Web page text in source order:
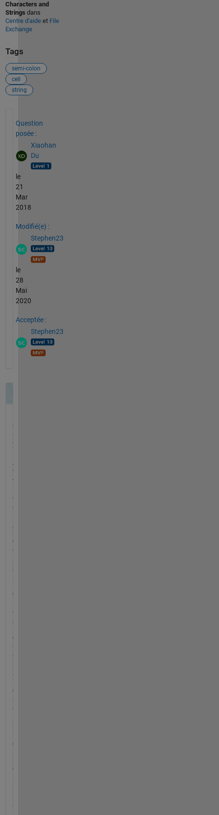
Characters and
Strings dans
Centre d'aideet File
Exchange
Tags
semi-colon
cell
string
Question
posée :
Xiaohan
Du
le
21
Mar
2018
Modifié(e) :
Stephen23
le
28
Mai
2020
Acceptée :
Stephen23